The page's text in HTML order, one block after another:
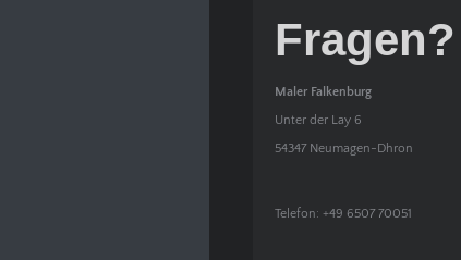
Fragen?
Maler Falkenburg
Unter der Lay 6
54347 Neumagen-Dhron
Telefon: +49 6507 70051